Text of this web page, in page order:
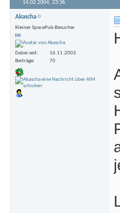
14.02.2004, 23:36
Akascha
Kleiner SpacePub-Besucher
Dabei seit
16.11.2003
Beiträge
70